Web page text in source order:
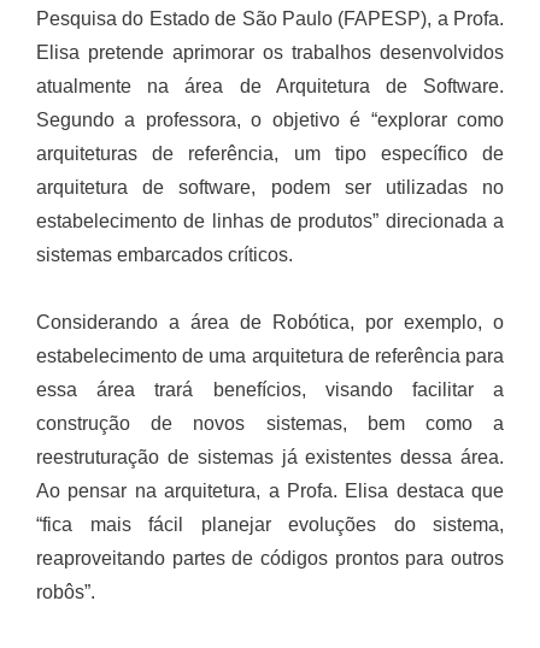
Pesquisa do Estado de São Paulo (FAPESP), a Profa.
Elisa pretende aprimorar os trabalhos desenvolvidos
atualmente na área de Arquitetura de Software.
Segundo a professora, o objetivo é “explorar como
arquiteturas de referência, um tipo específico de
arquitetura de software, podem ser utilizadas no
estabelecimento de linhas de produtos” direcionada a
sistemas embarcados críticos.
Considerando a área de Robótica, por exemplo, o
estabelecimento de uma arquitetura de referência para
essa área trará benefícios, visando facilitar a
construção de novos sistemas, bem como a
reestruturação de sistemas já existentes dessa área.
Ao pensar na arquitetura, a Profa. Elisa destaca que
“fica mais fácil planejar evoluções do sistema,
reaproveitando partes de códigos prontos para outros
robôs”.